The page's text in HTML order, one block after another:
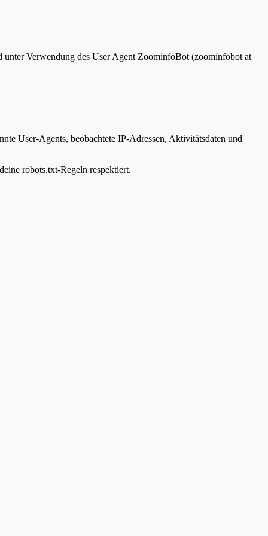
unter Verwendung des User Agent ZoominfoBot (zoominfobot at
User-Agents, beobachtete IP-Adressen, Aktivitätsdaten und
robots.txt-Regeln respektiert.